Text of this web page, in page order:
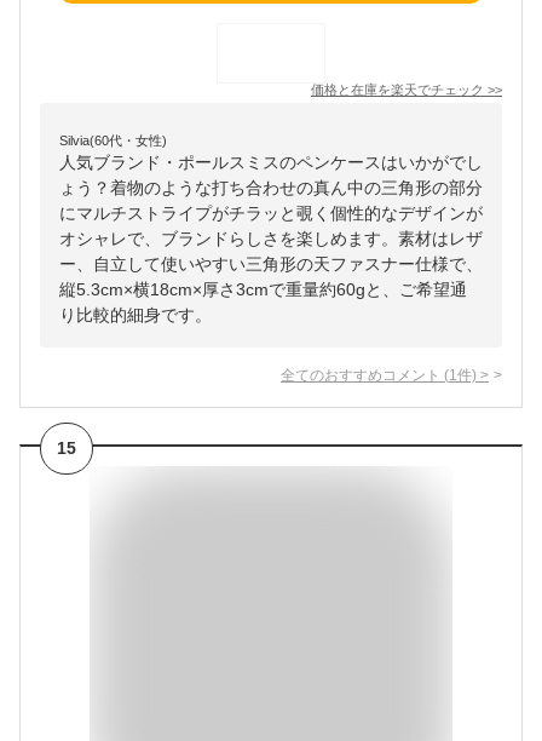
価格と在庫を楽天でチェック >>
Silvia(60代・女性)
人気ブランド・ポールスミスのペンケースはいかがでし
ょう？着物のような打ち合わせの真ん中の三角形の部分
にマルチストライプがチラッと覗く個性的なデザインが
オシャレで、ブランドらしさを楽しめます。素材はレザ
ー、自立して使いやすい三角形の天ファスナー仕様で、
縦5.3cm×横18cm×厚さ3cmで重量約60gと、ご希望通
り比較的細身です。
全てのおすすめコメント (1 件) >
15